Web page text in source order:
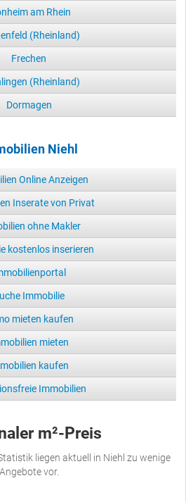
am Rhein
(Rheinland)
Frechen
(Rheinland)
Dormagen
Niehl
Online Anzeigen
Inserate von Privat
ohne Makler
kostenlos inserieren
Immobilie
mieten kaufen
mieten
kaufen
Immobilien
m²-Preis
liegen aktuell in Niehl zu wenige
Angebote vor.